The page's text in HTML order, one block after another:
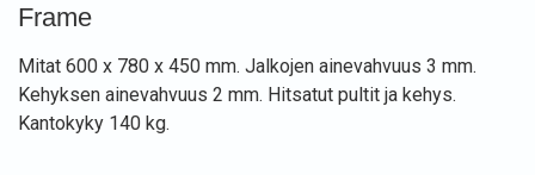
Frame
Mitat 600 x 780 x 450 mm. Jalkojen ainevahvuus 3 mm.
Kehyksen ainevahvuus 2 mm. Hitsatut pultit ja kehys.
Kantokyky 140 kg.